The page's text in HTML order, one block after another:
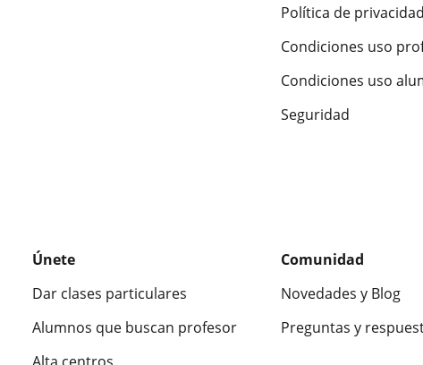
Política de privacidad
Condiciones uso
Condiciones uso
Seguridad
Únete
Dar clases particulares
Alumnos que buscan profesor
Comunidad
Novedades y Blog
Preguntas y